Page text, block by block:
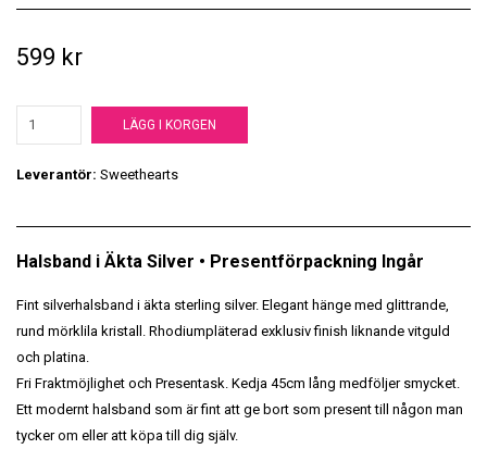
599 kr
LÄGG I KORGEN
Leverantör: Sweethearts
Halsband i Äkta Silver • Presentförpackning Ingår
Fint silverhalsband i äkta sterling silver. Elegant hänge med glittrande,
rund mörklila kristall. Rhodiumpläterad exklusiv finish liknande vitguld
och platina.
Fri Fraktmöjlighet och Presentask. Kedja 45cm lång medföljer smycket.
Ett modernt halsband som är fint att ge bort som present till någon man
tycker om eller att köpa till dig själv.